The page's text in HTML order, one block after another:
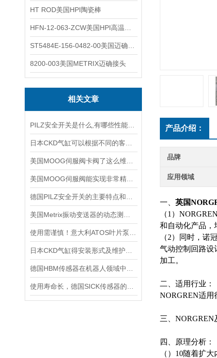
HT ROD美国HPI陶瓷棒
8200-003美国METRIX迈确接头
相关文章
产品介绍：
品牌
应用领域
一、 英国
（1）
和自动化产品，
（2）同时，诺
气动控制回路设
加工。
二、适用行业：
NORGREN适
三、
四、原理分析：
（）10随着扩